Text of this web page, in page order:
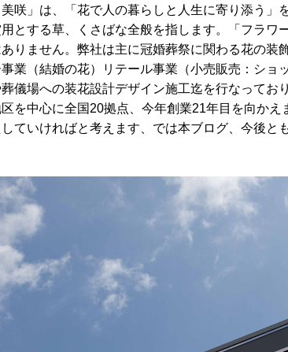
咲」は、「花で人の暮らしと人生に寄り添う」
用とする草、くさばな全般を指します。「フラ
りません。弊社は主に冠婚葬祭に関わる花の装
業（結婚の花）リテール事業（小売販売：ショ
儀場への装花設計デザイン施工迄を行なって
を中心に全国20拠点、今年創業21年目を向か
ていければと考えます、では本ブログ、今後と